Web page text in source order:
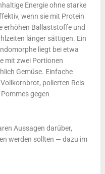
Energie ohne starke
wenn sie mit Protein
erhöhen Ballaststoffe und
länger sättigen. Ein
liegt bei etwa
mit zwei Portionen
Gemüse. Einfache
polierten Reis
gegen
Aussagen darüber,
werden sollten — dazu im